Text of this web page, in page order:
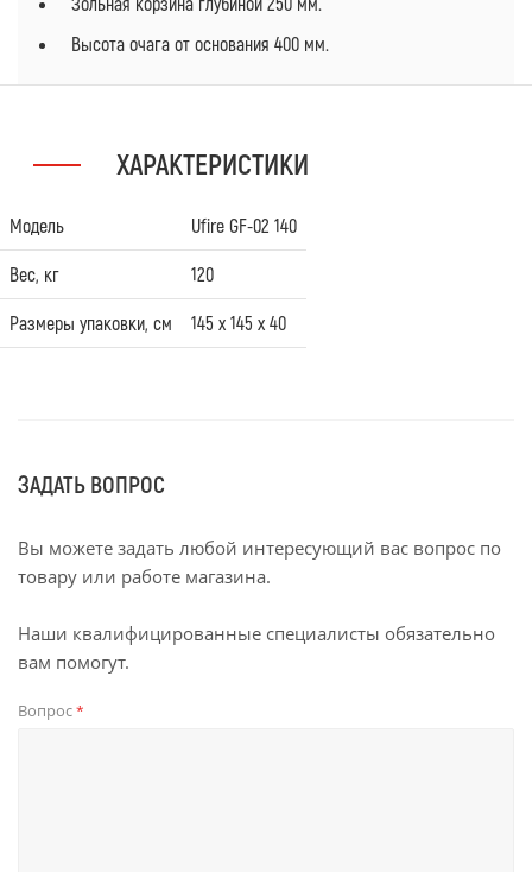
Высота очага от основания 400 мм.
ХАРАКТЕРИСТИКИ
Модель Ufire GF-02 140
Вес, кг 120
Размеры упаковки, см 145 х 145 х 40
ЗАДАТЬ ВОПРОС
Вы можете задать любой интересующий вас вопрос по
товару или работе магазина.
Наши квалифицированные специалисты обязательно
вам помогут.
Вопрос*